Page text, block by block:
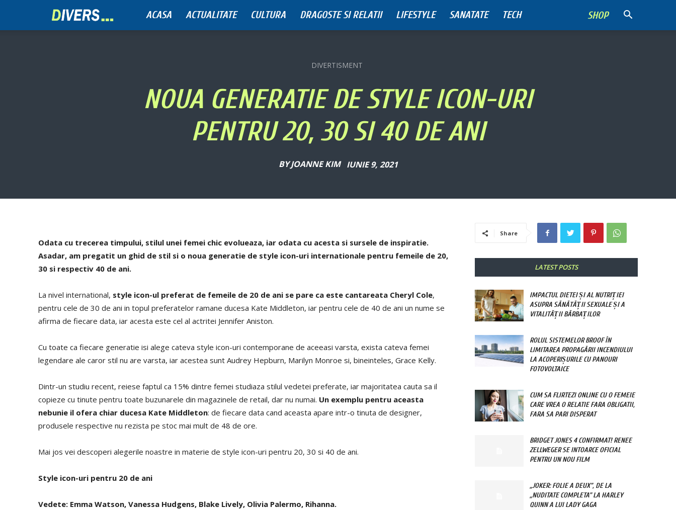
SHOP
ACASA ACTUALITATE CULTURA DRAGOSTE SI RELATII LIFESTYLE SANATATE TECH
DIVERTISMENT
NOUA GENERATIE DE STYLE ICON-URI
PENTRU 20, 30 SI 40 DE ANI
BYJOANNE KIM IUNIE 9, 2021
Odata cu trecerea timpului, stilul unei femei chic evolueaza, iar odata cu acesta si sursele de inspiratie.
Asadar, am pregatit un ghid de stil si o noua generatie de style icon-uri internationale pentru femeile de 20,
30 si respectiv 40 de ani.
La nivel international, style icon-ul preferat de femeile de 20 de ani se pare ca este cantareata Cheryl Cole,
pentru cele de 30 de ani in topul preferatelor ramane ducesa Kate Middleton, iar pentru cele de 40 de ani un nume se
afirma de fiecare data, iar acesta este cel al actritei Jennifer Aniston.
Cu toate ca fiecare generatie isi alege cateva style icon-uri contemporane de aceeasi varsta, exista cateva femei
legendare ale caror stil nu are varsta, iar acestea sunt Audrey Hepburn, Marilyn Monroe si, bineinteles, Grace Kelly.
Dintr-un studiu recent, reiese faptul ca 15% dintre femei studiaza stilul vedetei preferate, iar majoritatea cauta sa il
copieze cu tinute pentru toate buzunarele din magazinele de retail, dar nu numai. Un exemplu pentru aceasta
nebunie il ofera chiar ducesa Kate Middleton: de fiecare data cand aceasta apare intr-o tinuta de designer,
produsele respective nu rezista pe stoc mai mult de 48 de ore.
Mai jos vei descoperi alegerile noastre in materie de style icon-uri pentru 20, 30 si 40 de ani.
Style icon-uri pentru 20 de ani
Vedete: Emma Watson, Vanessa Hudgens, Blake Lively, Olivia Palermo, Rihanna.
Share
LATEST POSTS
IMPACTUL DIETEI ȘI AL NUTRIȚIEI
ASUPRA SĂNĂTĂȚII SEXUALE ȘI A
VITALITĂȚII BĂRBAȚILOR
ROLUL SISTEMELOR BROOF ÎN
LIMITAREA PROPAGĂRII INCENDIULUI
LA ACOPERIȘURILE CU PANOURI
FOTOVOLTAICE
CUM SA FLIRTEZI ONLINE CU O FEMEIE
CARE VREA O RELATIE FARA OBLIGATII,
FARA SA PARI DISPERAT
BRIDGET JONES 4 CONFIRMAT! RENEE
ZELLWEGER SE INTOARCE OFICIAL
PENTRU UN NOU FILM
„JOKER: FOLIE A DEUX”, DE LA
„NUDITATE COMPLETA” LA HARLEY
QUINN A LUI LADY GAGA